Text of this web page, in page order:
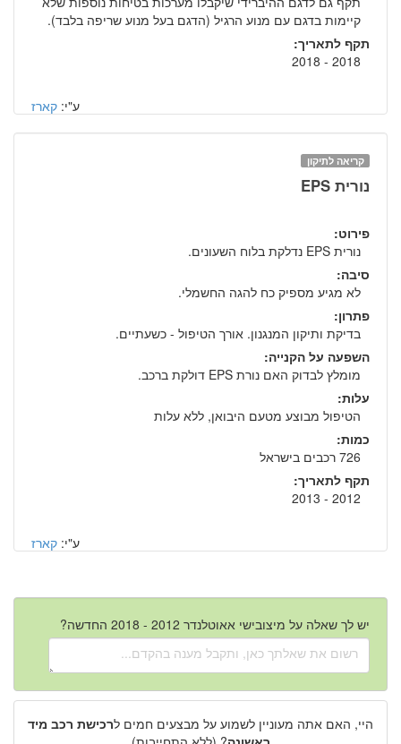
קיימות בדגם עם מנוע הרגיל (הדגם בעל מנוע שריפה בלבד).
תקף לתאריך:
2018 - 2018
ע"י: קארז
קריאה לתיקון
נורית EPS
פירוט:
נורית EPS נדלקת בלוח השעונים.
סיבה:
לא מגיע מספיק כח להגה החשמלי.
פתרון:
בדיקת ותיקון המנגנון. אורך הטיפול - כשעתיים.
השפעה על הקנייה:
מומלץ לבדוק האם נורת EPS דולקת ברכב.
עלות:
הטיפול מבוצע מטעם היבואן, ללא עלות
כמות:
726 רכבים בישראל
תקף לתאריך:
2012 - 2013
ע"י: קארז
יש לך שאלה על מיצובישי אאוטלנדר 2012 - 2018 החדשה?
היי, האם אתה מעוניין לשמוע על מבצעים חמים לרכישת רכב מיד